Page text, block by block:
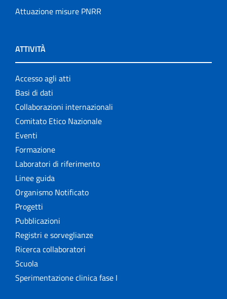
Attuazione misure PNRR
ATTIVITÀ
Accesso agli atti
Basi di dati
Collaborazioni internazionali
Comitato Etico Nazionale
Eventi
Formazione
Laboratori di riferimento
Linee guida
Organismo Notificato
Progetti
Pubblicazioni
Registri e sorveglianze
Ricerca collaboratori
Scuola
Sperimentazione clinica fase I